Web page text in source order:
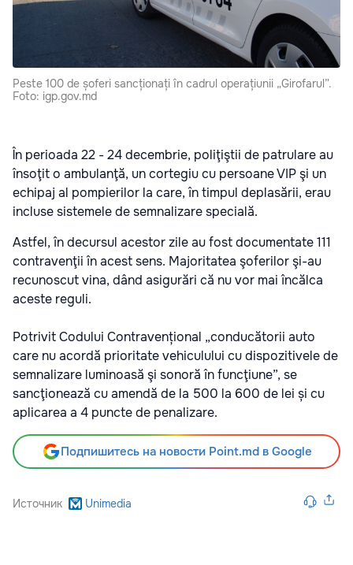
Peste 100 de șoferi sancționați în cadrul operațiunii „Girofarul”.
Foto: igp.gov.md
În perioada 22 - 24 decembrie, poliţiştii de patrulare au
însoţit o ambulanţă, un cortegiu cu persoane VIP şi un
echipaj al pompierilor la care, în timpul deplasării, erau
incluse sistemele de semnalizare specială.
Astfel, în decursul acestor zile au fost documentate 111
contravenţii în acest sens. Majoritatea şoferilor şi-au
recunoscut vina, dând asigurări că nu vor mai încălca
aceste reguli.
Potrivit Codului Contravențional „conducătorii auto
care nu acordă prioritate vehiculului cu dispozitivele de
semnalizare luminoasă şi sonoră în funcţiune”, se
sancţionează cu amendă de la 500 la 600 de lei și cu
aplicarea a 4 puncte de penalizare.
Подпишитесь на новости Point.md в Google
Источник Unimedia